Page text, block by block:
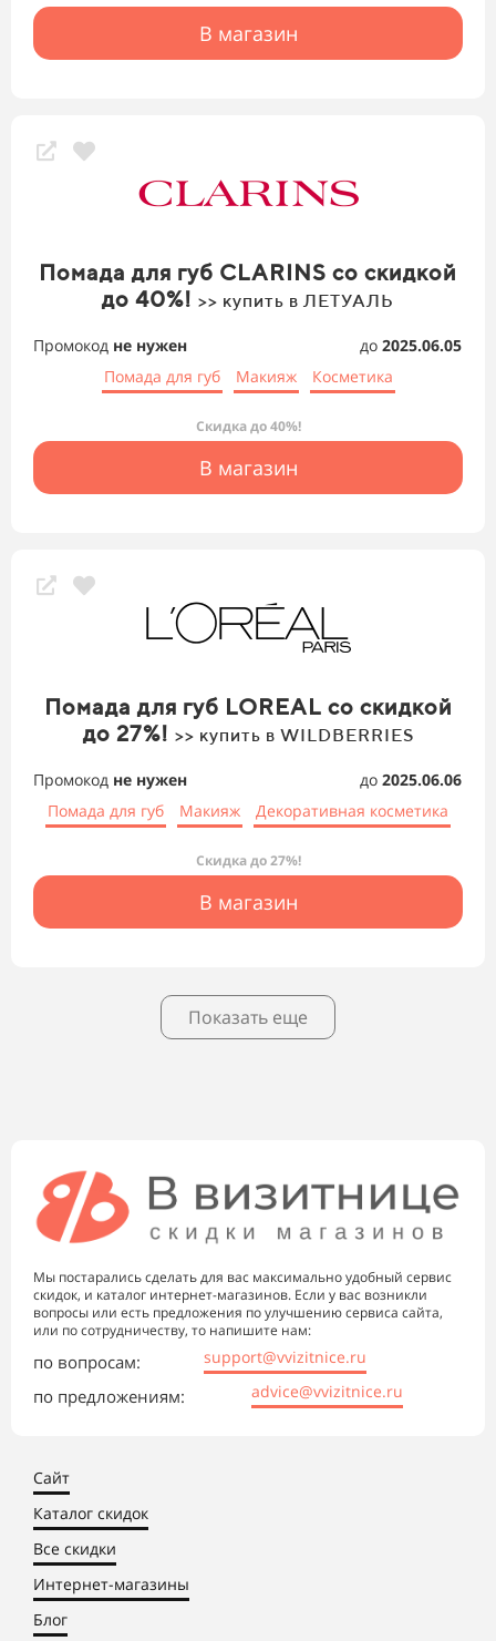
В магазин
Помада для губ CLARINS со скидкой
до 40%! >> купить в ЛЕТУАЛЬ
Промокод не нужен до 2025.06.05
Помада для губ
Макияж Косметика
Скидка до 40%!
В магазин
Помада для губ LOREAL со скидкой
до 27%! >> купить в WILDBERRIES
Промокод не нужен до 2025.06.06
Помада для губ
Макияж Декоративная косметика
Скидка до 27%!
В магазин
Показать еще
Мы постарались сделать для вас максимально удобный сервис
скидок, и каталог интернет-магазинов. Если у вас возникли
вопросы или есть предложения по улучшению сервиса сайта,
или по сотрудничеству, то напишите нам:
по вопросам: support@vvizitnice.ru
по предложениям: advice@vvizitnice.ru
Сайт
Каталог скидок
Все скидки
Интернет-магазины
Блог